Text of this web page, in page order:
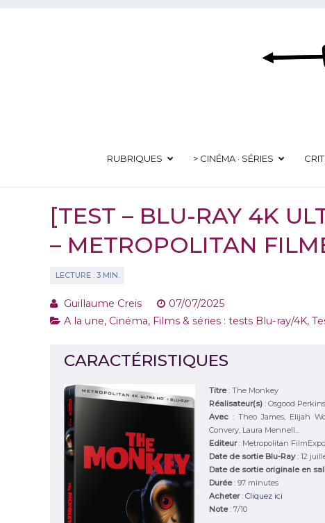
Aller
RUBRIQUES > CINÉMA · SÉRIES
[TEST – BLU-RAY 4K
– METROPOLITAN
Guillaume Creis
07/07/2025
A la une, Cinéma, Films & séries : tests Blu-ray/4K,
CARACTÉRISTIQUES
Titre: The Monkey
Réalisateur(s) : Osgood Perkins
Avec : Theo James, Elijah
Convery, Laura Mennell...
Editeur: Metropolitan
Date de sortie Blu-Ray: 12
Date de sortie originale en
Durée: 97 minutes
Acheter: Cliquez ici
Note: 7/10